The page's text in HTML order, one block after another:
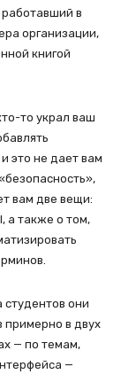
в
организации,
книгой
то украл ваш
это не дает вам
вам две вещи:
а также о том,
они
примерно в двух
— по темам,
—